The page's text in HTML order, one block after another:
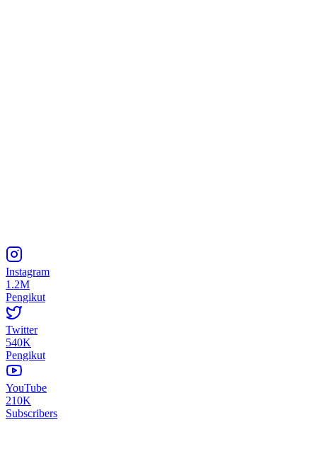
Instagram
1.2M
Pengikut
Twitter
540K
Pengikut
YouTube
210K
Subscribers